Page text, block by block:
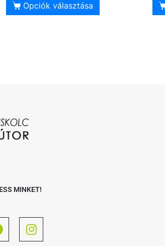
Opciók választása
MINKET!